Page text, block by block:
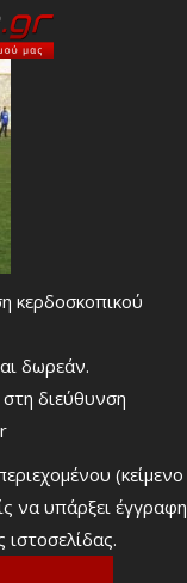
κερδοσκοπικού
δωρεάν.
στη διεύθυνση
(κείμενο
να υπάρξει έγγραφη
ιστοσελίδας.